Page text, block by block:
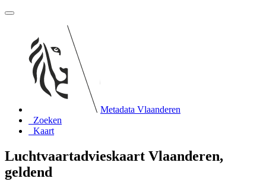
Metadata Vlaanderen
Zoeken
Kaart
Luchtvaartadvieskaart Vlaanderen,
geldend